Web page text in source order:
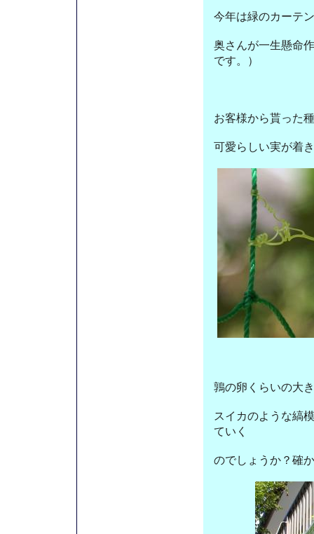
今年は緑のカーテ
奥さんが一生懸命
です。）
お客様から貰った
可愛らしい実が着
鶉の卵くらいの大
スイカのような縞
ていく
のでしょうか？確